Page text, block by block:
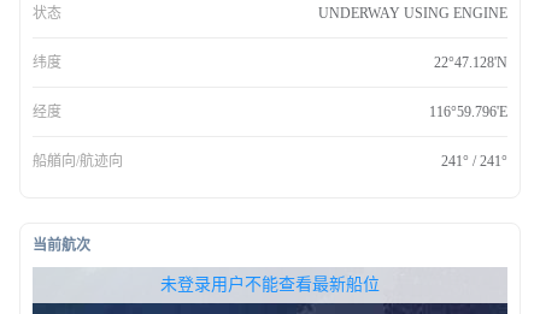
状态 UNDERWAY USING ENGINE
纬度 22°47.128'N
经度 116°59.796'E
船艏向/航迹向 241° / 241°
当前航次
未登录用户不能查看最新船位
无权查看最新船位，请联系开通